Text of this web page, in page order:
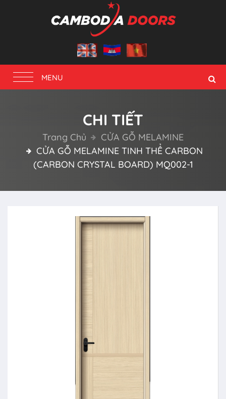
Toggle
navigation
MENU
CHI TIẾT
Trang Chủ
CỬA GỖ MELAMINE
CỬA GỖ MELAMINE TINH THỂ CARBON
(CARBON CRYSTAL BOARD) MQ002-1